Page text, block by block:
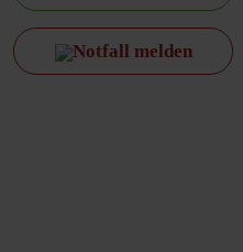
Notfall melden